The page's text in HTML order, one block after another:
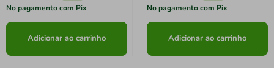
No pagamento com Pix
Adicionar ao carrinho
No pagamento com Pix
Adicionar ao carrinho